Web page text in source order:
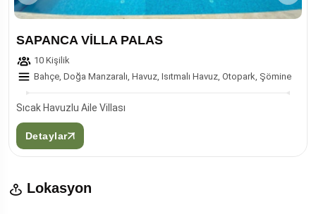
SAPANCA VİLLA PALAS
10 Kişilik
Bahçe, Doğa Manzaralı, Havuz, Isıtmalı Havuz, Otopark, Şömine
Sıcak Havuzlu Aile Villası
Detaylar
Lokasyon